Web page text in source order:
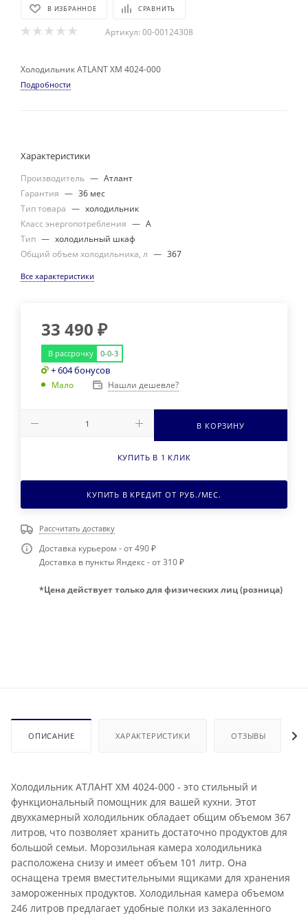
В ИЗБРАННОЕ СРАВНИТЬ
Артикул: 00-00124308
Холодильник ATLANT ХМ 4024-000
Подробности
Характеристики
Производитель — Атлант
Гарантия — 36 мес
Тип товара — холодильник
Класс энергопотребления — А
Тип — холодильный шкаф
Общий объем холодильника, л — 367
Все характеристики
33 490 ₽
В рассрочку 0-0-3
+ 604 бонусов
Мало Нашли дешевле?
В КОРЗИНУ
КУПИТЬ В 1 КЛИК
КУПИТЬ В КРЕДИТ ОТ РУБ./МЕС.
Рассчитать доставку
Доставка курьером - от 490 ₽
Доставка в пункты Яндекс - от 310 ₽
*Цена действует только для физических лиц (розница)
ОПИСАНИЕ ХАРАКТЕРИСТИКИ ОТЗЫВЫ
Холодильник АТЛАНТ ХМ 4024-000 - это стильный и
функциональный помощник для вашей кухни. Этот
двухкамерный холодильник обладает общим объемом 367
литров, что позволяет хранить достаточно продуктов для
большой семьи. Морозильная камера холодильника
расположена снизу и имеет объем 101 литр. Она
оснащена тремя вместительными ящиками для хранения
замороженных продуктов. Холодильная камера объемом
246 литров предлагает удобные полки из закаленного